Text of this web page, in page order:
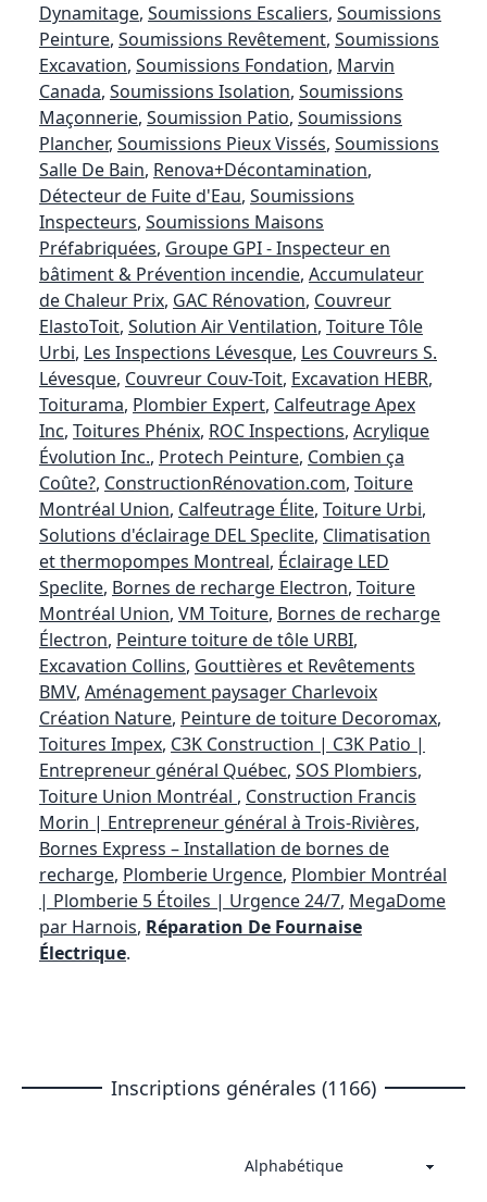
Dynamitage, Soumissions Escaliers, Soumissions
Peinture, Soumissions Revêtement, Soumissions
Excavation, Soumissions Fondation, Marvin
Canada, Soumissions Isolation, Soumissions
Maçonnerie, Soumission Patio, Soumissions
Plancher, Soumissions Pieux Vissés, Soumissions
Salle De Bain, Renova+Décontamination,
Détecteur de Fuite d'Eau, Soumissions
Inspecteurs, Soumissions Maisons
Préfabriquées, Groupe GPI - Inspecteur en
bâtiment & Prévention incendie, Accumulateur
de Chaleur Prix, GAC Rénovation, Couvreur
ElastoToit, Solution Air Ventilation, Toiture Tôle
Urbi, Les Inspections Lévesque, Les Couvreurs S.
Lévesque, Couvreur Couv-Toit, Excavation HEBR,
Toiturama, Plombier Expert, Calfeutrage Apex
Inc, Toitures Phénix, ROC Inspections, Acrylique
Évolution Inc., Protech Peinture, Combien ça
Coûte?, ConstructionRénovation.com, Toiture
Montréal Union, Calfeutrage Élite, Toiture Urbi,
Solutions d'éclairage DEL Speclite, Climatisation
et thermopompes Montreal, Éclairage LED
Speclite, Bornes de recharge Electron, Toiture
Montréal Union, VM Toiture, Bornes de recharge
Électron, Peinture toiture de tôle URBI,
Excavation Collins, Gouttières et Revêtements
BMV, Aménagement paysager Charlevoix
Création Nature, Peinture de toiture Decoromax,
Toitures Impex, C3K Construction | C3K Patio |
Entrepreneur général Québec, SOS Plombiers,
Toiture Union Montréal , Construction Francis
Morin | Entrepreneur général à Trois-Rivières,
Bornes Express – Installation de bornes de
recharge, Plomberie Urgence, Plombier Montréal
| Plomberie 5 Étoiles | Urgence 24/7, MegaDome
par Harnois, Réparation De Fournaise
Électrique.
Inscriptions générales (1166)